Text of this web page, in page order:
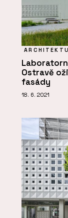
Ostravě
fasády
18. 6. 2021